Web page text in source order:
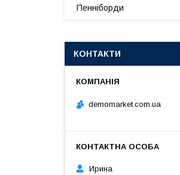
Пенніборди
КОНТАКТИ
demomarket.com.ua
Ирина